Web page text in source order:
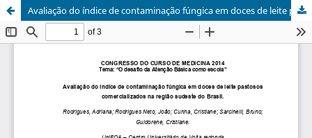
Avaliação do índice de contaminação fúngica em doces de leite pastosos comercializados na região sudeste do Brasil